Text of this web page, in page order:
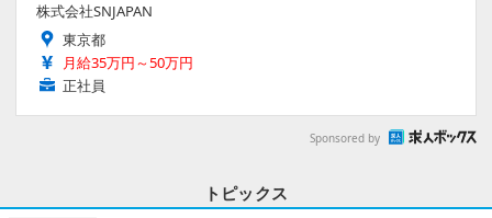
株式会社SNJAPAN
東京都
月給35万円～50万円
正社員
Sponsored by
トピックス